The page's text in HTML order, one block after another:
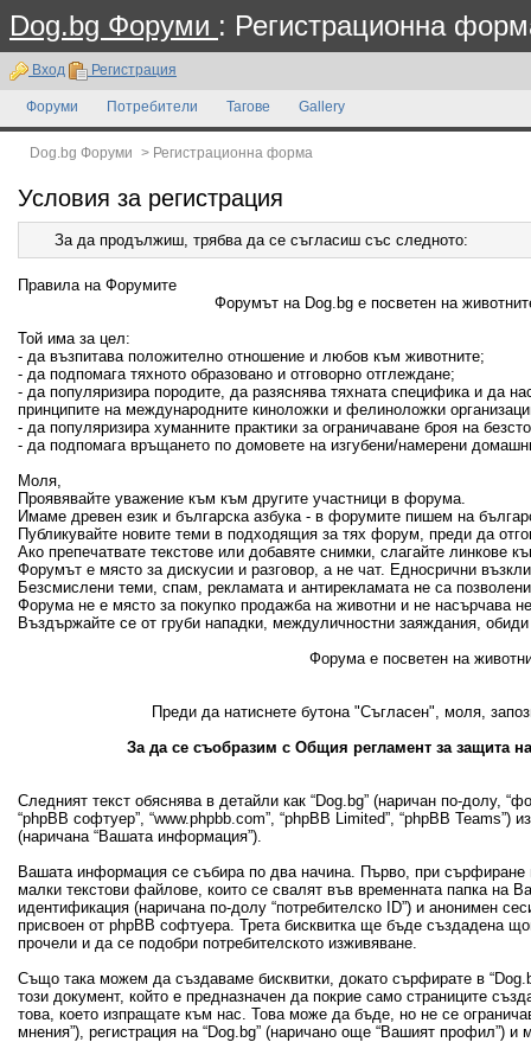
Dog.bg Форуми : Регистрационна
Вход Регистрация
Форуми Потребители Тагове Gallery
Dog.bg Форуми > Регистрационна форма
Условия за регистрация
За да продължиш, трябва да се съгласиш със следното:
Правила на Форумите
Форумът на Dog.bg е посветен на
Той има за цел:
- да възпитава положително отношение и любов към животните;
- да подпомага тяхното образовано и отговорно отглеждане;
- да популяризира породите, да разяснява тяхната специфика и да
принципите на международните киноложки и фелиноложки
- да популяризира хуманните практики за ограничаване броя на
- да подпомага връщането по домовете на изгубени/намерени
Моля,
Проявявайте уважение към към другите участници в форума.
Имаме древен език и българска азбука - в форумите пишем на
Публикувайте новите теми в подходящия за тях форум, преди да
Ако препечатвате текстове или добавяте снимки, слагайте линкове
Форумът е място за дискусии и разговор, а не чат. Едносрични
Безсмислени теми, спам, рекламата и антирекламата не са
Форума не е място за покупко продажба на животни и не насърчава
Въздържайте се от груби нападки, междуличностни заяждания,
Форума е посветен на
Преди да натиснете бутона "Съгласен", моля,
За да се съобразим с Общия регламент за защита
Следният текст обяснява в детайли как “Dog.bg” (наричан по-долу,
“phpBB софтуер”, “www.phpbb.com”, “phpBB Limited”, “phpBB
(наричана “Вашата информация”).
Вашата информация се събира по два начина. Първо, при сърфиране
малки текстови файлове, които се свалят във временната папка на
идентификация (наричана по-долу “потребителско ID”) и анонимен
присвоен от phpBB софтуера. Трета бисквитка ще бъде създадена
прочели и да се подобри потребителското изживяване.
Също така можем да създаваме бисквитки, докато сърфирате в
този документ, който е предназначен да покрие само страниците
това, което изпращате към нас. Това може да бъде, но не се
мнения”), регистрация на “Dog.bg” (наричано още “Вашият профил”)